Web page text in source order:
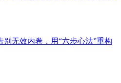
别无效内卷，用“六步心法”重构